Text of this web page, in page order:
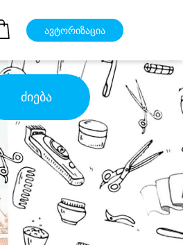
ავტორიზაცია
ძიება